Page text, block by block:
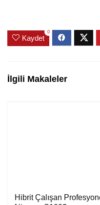
Kaydet
0
İlgili Makaleler
Hibrit Çalışan